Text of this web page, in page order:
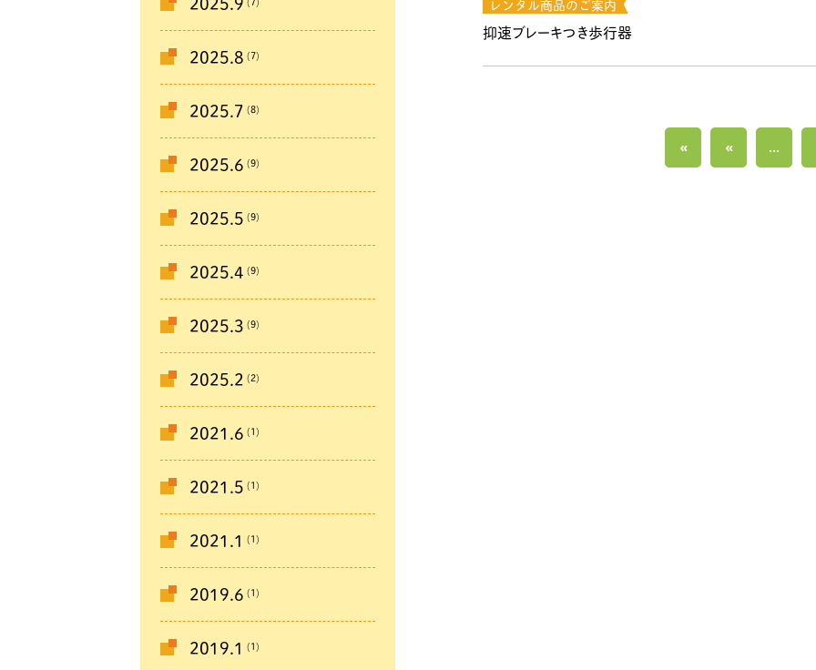
2025.9
2025.8 (7)
2025.7 (8)
2025.6 (9)
2025.5 (9)
2025.4 (9)
2025.3 (9)
2025.2 (2)
2021.6 (1)
2021.5 (1)
2021.1 (1)
2019.6 (1)
2019.1 (1)
レンタル商品のご案内
抑速ブレーキつき歩行器
« « ...